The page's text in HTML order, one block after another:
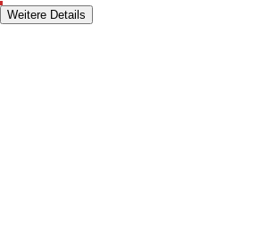
Weitere Details